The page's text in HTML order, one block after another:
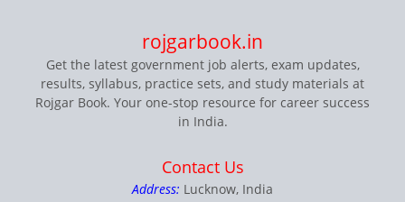
rojgarbook.in
Get the latest government job alerts, exam updates,
results, syllabus, practice sets, and study materials at
Rojgar Book. Your one-stop resource for career success
in India.
Contact Us
Address: Lucknow, India